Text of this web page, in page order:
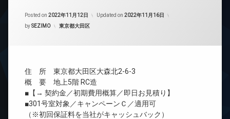
Posted on 2022年11月12日 Updated on 2022年11月16日
bySEZIMO カテゴリー:
東京都大田区
住 所 東京都大田区大森北2-6-3
概 要 地上5階 RC造
■【→ 契約金／初期費用概算／即日お見積り】
■301号室対象／キャンペーンＣ／適用可
（※初回保証料を当社がキャッシュバック）